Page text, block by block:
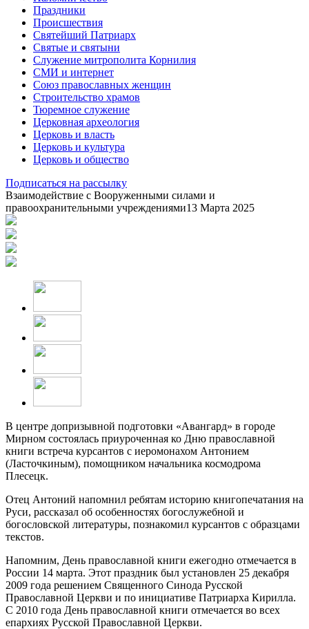
Праздники
Происшествия
Святейший Патриарх
Святые и святыни
Служение митрополита Корнилия
СМИ и интернет
Союз православных женщин
Строительство храмов
Тюремное служение
Церковная археология
Церковь и власть
Церковь и культура
Церковь и общество
Подписаться на рассылку
Взаимодействие с Вооруженными силами и
правоохранительными учреждениями13 Марта 2025
В центре допризывной подготовки «Авангард» в городе
Мирном состоялась приуроченная ко Дню православной
книги встреча курсантов с иеромонахом Антонием
(Ласточкиным), помощником начальника космодрома
Плесецк.
Отец Антоний напомнил ребятам историю книгопечатания на
Руси, рассказал об особенностях богослужебной и
богословской литературы, познакомил курсантов с образцами
текстов.
Напомним, День православной книги ежегодно отмечается в
России 14 марта. Этот праздник был установлен 25 декабря
2009 года решением Священного Синода Русской
Православной Церкви и по инициативе Патриарха Кирилла.
С 2010 года День православной книги отмечается во всех
епархиях Русской Православной Церкви.